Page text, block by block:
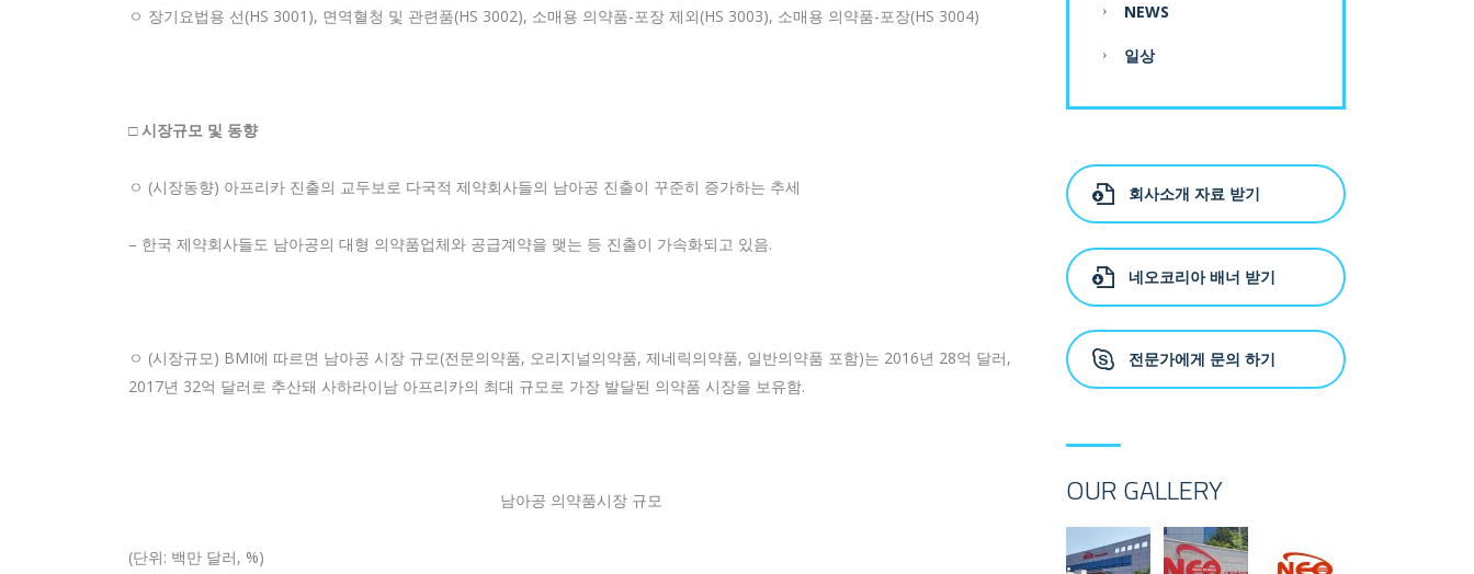
ㅇ 장기요법용 선(HS 3001), 면역혈청 및 관련품(HS 3002), 소매용 의약품-포장 제외(HS 3003), 소매용 의약품-포장(HS 3004)
□ 시장규모 및 동향
ㅇ (시장동향) 아프리카 진출의 교두보로 다국적 제약회사들의 남아공 진출이 꾸준히 증가하는 추세
– 한국 제약회사들도 남아공의 대형 의약품업체와 공급계약을 맺는 등 진출이 가속화되고 있음.
ㅇ (시장규모) BMI에 따르면 남아공 시장 규모(전문의약품, 오리지널의약품, 제네릭의약품, 일반의약품 포함)는 2016년 28억 달러,
2017년 32억 달러로 추산돼 사하라이남 아프리카의 최대 규모로 가장 발달된 의약품 시장을 보유함.
남아공 의약품시장 규모
(단위: 백만 달러, %)
NEWS
일상
회사소개 자료 받기
네오코리아 배너 받기
전문가에게 문의 하기
OUR GALLERY